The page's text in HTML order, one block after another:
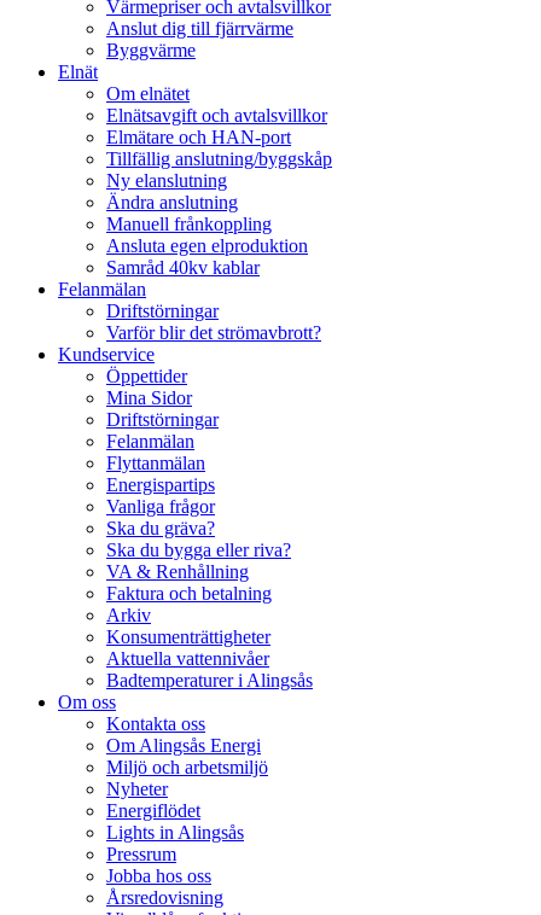
Värmepriser och avtalsvillkor
Anslut dig till fjärrvärme
Byggvärme
Elnät
Om elnätet
Elnätsavgift och avtalsvillkor
Elmätare och HAN-port
Tillfällig anslutning/byggskåp
Ny elanslutning
Ändra anslutning
Manuell frånkoppling
Ansluta egen elproduktion
Samråd 40kv kablar
Felanmälan
Driftstörningar
Varför blir det strömavbrott?
Kundservice
Öppettider
Mina Sidor
Driftstörningar
Felanmälan
Flyttanmälan
Energispartips
Vanliga frågor
Ska du gräva?
Ska du bygga eller riva?
VA & Renhållning
Faktura och betalning
Arkiv
Konsumenträttigheter
Aktuella vattennivåer
Badtemperaturer i Alingsås
Om oss
Kontakta oss
Om Alingsås Energi
Miljö och arbetsmiljö
Nyheter
Energiflödet
Lights in Alingsås
Pressrum
Jobba hos oss
Årsredovisning